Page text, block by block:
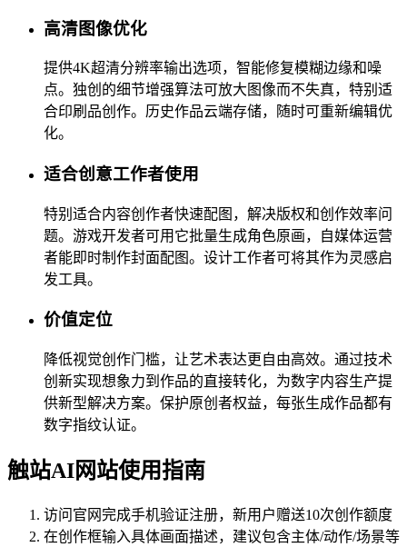
高清图像优化
提供4K超清分辨率输出选项，智能修复模糊边缘和噪
点。独创的细节增强算法可放大图像而不失真，特别适
合印刷品创作。历史作品云端存储，随时可重新编辑优
化。
适合创意工作者使用
特别适合内容创作者快速配图，解决版权和创作效率问
题。游戏开发者可用它批量生成角色原画，自媒体运营
者能即时制作封面配图。设计工作者可将其作为灵感启
发工具。
价值定位
降低视觉创作门槛，让艺术表达更自由高效。通过技术
创新实现想象力到作品的直接转化，为数字内容生产提
供新型解决方案。保护原创者权益，每张生成作品都有
数字指纹认证。
触站AI网站使用指南
访问官网完成手机验证注册，新用户赠送10次创作额度
在创作框输入具体画面描述，建议包含主体/动作/场景等